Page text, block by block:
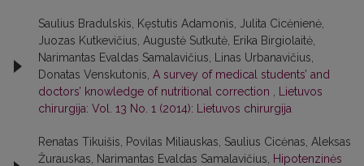
Saulius Bradulskis, Kęstutis Adamonis, Julita Cicėnienė,
Juozas Kutkevičius, Augustė Sutkutė, Erika Birgiolaitė,
Narimantas Evaldas Samalavičius, Linas Urbanavičius,
Donatas Venskutonis, A survey of medical students’ and
doctors’ knowledge of nutritional correction
Lietuvos
chirurgija: Vol. 13 No. 1 (2014): Lietuvos chirurgija
Renatas Tikuišis, Povilas Miliauskas, Saulius Cicėnas, Aleksas
Žurauskas, Narimantas Evaldas Samalavičius,
Hipotenzinės